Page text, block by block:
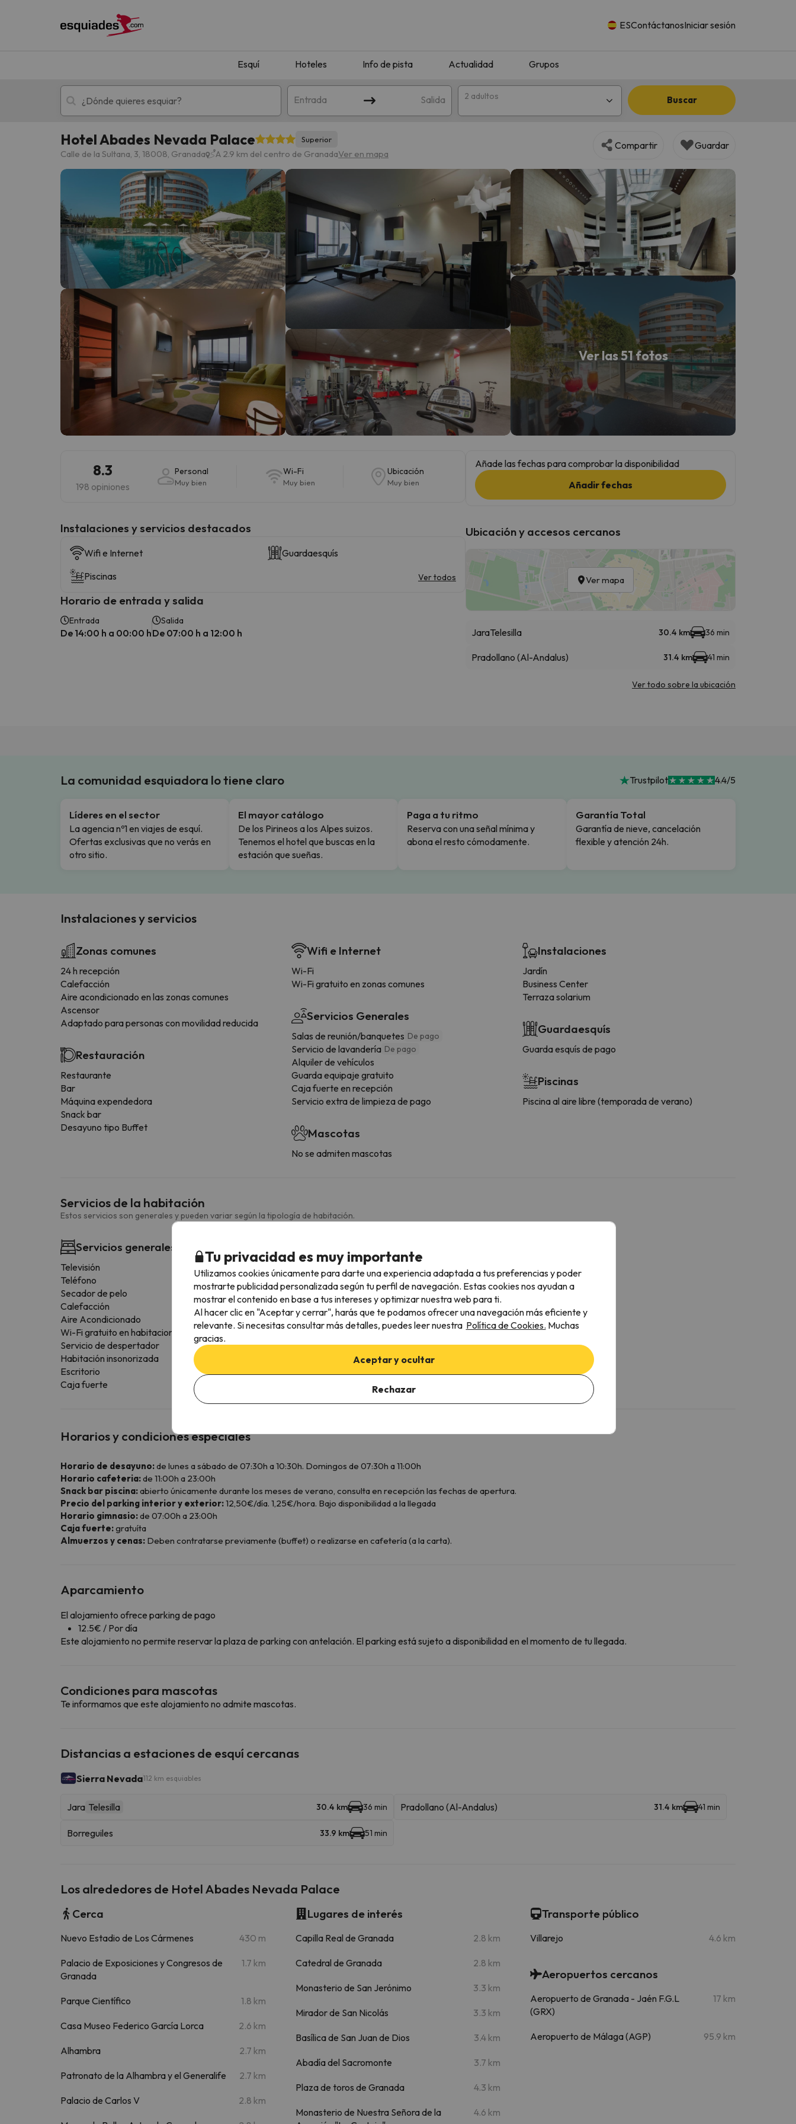
ESContáctanosIniciar sesión
Esquí Hoteles Info de pista Actualidad Grupos
Entrada Salida 2 adultos Buscar
Esquí Escapadas
¡Vaya! No hemos encontrado ningún resultado que coincida con tu búsqueda. Prueba a modificar el destino.
¡Vaya! Parece que nuestro buscador ha perdido el norte. En cuanto encuentre su brújula vuelve.
Hotel Abades Nevada Palace Superior
Calle de la Sultana, 3, 18008, Granada A 2.9 km del centro de GranadaVer en mapa
Compartir Guardar
Ver las 51 fotos
8.3
198 opiniones
Personal
Muy bien
Wi-Fi
Muy bien
Ubicación
Muy bien
Instalaciones y servicios destacados
Wifi e Internet
Guardaesquís
Piscinas
Ver todos
Horario de entrada y salida
Entrada
De 14:00 h a 00:00 h
Salida
De 07:00 h a 12:00 h
Añade las fechas para comprobar la disponibilidad
Añadir fechas
Ubicación y accesos cercanos
Ver mapa
JaraTelesilla 30.4 km 36 min
Pradollano (Al-Andalus) 31.4 km 41 min
Ver todo sobre la ubicación
La comunidad esquiadora lo tiene claro Trustpilot 4.4/5
Líderes en el sector
La agencia nº1 en viajes de esquí.
Ofertas exclusivas que no verás en
otro sitio.
El mayor catálogo
De los Pirineos a los Alpes suizos.
Tenemos el hotel que buscas en la
estación que sueñas.
Paga a tu ritmo
Reserva con una señal mínima y
abona el resto cómodamente.
Garantía Total
Garantía de nieve, cancelación
flexible y atención 24h.
Instalaciones y servicios
Zonas comunes
24 h recepción
Calefacción
Aire acondicionado en las zonas comunes
Ascensor
Adaptado para personas con movilidad reducida
Restauración
Restaurante
Bar
Máquina expendedora
Snack bar
Desayuno tipo Buffet
Wifi e Internet
Wi-Fi
Wi-Fi gratuito en zonas comunes
Servicios Generales
Salas de reunión/banquetes De pago
Servicio de lavandería De pago
Alquiler de vehículos
Guarda equipaje gratuito
Caja fuerte en recepción
Servicio extra de limpieza de pago
Mascotas
No se admiten mascotas
Instalaciones
Jardín
Business Center
Terraza solarium
Guardaesquís
Guarda esquís de pago
Piscinas
Piscina al aire libre (temporada de verano)
Servicios de la habitación
Estos servicios son generales y pueden variar según la tipología de habitación.
Servicios generales habitación
Televisión
Teléfono
Secador de pelo
Calefacción
Aire Acondicionado
Wi-Fi gratuito en habitaciones
Servicio de despertador
Habitación insonorizada
Escritorio
Caja fuerte
Amenities
Ducha o bañera
Más servicios
Dispone de sábanas
Mini-nevera de pago
Horarios y condiciones especiales
Horario de desayuno:de lunes a sábado de 07:30h a 10:30h. Domingos de 07:30h a 11:00h
Horario cafeteria:de 11:00h a 23:00h
Snack bar piscina:abierto únicamente durante los meses de verano, consulta en recepción las fechas de apertura.
Precio del parking interior y exterior:12,50€/día. 1,25€/hora. Bajo disponibilidad a la llegada
Horario gimnasio:de 07:00h a 23:00h
Caja fuerte:gratuíta
Almuerzos y cenas: Deben contratarse previamente (buffet) o realizarse en cafetería (a la carta).
Aparcamiento
El alojamiento ofrece parking de pago
12.5€ / Por día
Este alojamiento no permite reservar la plaza de parking con antelación. El parking está sujeto a disponibilidad en el momento de tu llegada.
Condiciones para mascotas
Te informamos que este alojamiento no admite mascotas.
Distancias a estaciones de esquí cercanas
Sierra Nevada112 km esquiables
Jara Telesilla 30.4 km 36 min Pradollano (Al-Andalus) 31.4 km 41 min
Borreguiles 33.9 km 51 min
Los alrededores de Hotel Abades Nevada Palace
Cerca
Nuevo Estadio de Los Cármenes 430 m
Palacio de Exposiciones y Congresos de
Granada
1.7 km
Parque Científico 1.8 km
Casa Museo Federico García Lorca 2.6 km
Alhambra 2.7 km
Patronato de la Alhambra y el Generalife 2.7 km
Palacio de Carlos V 2.8 km
Lugares de interés
Capilla Real de Granada 2.8 km
Catedral de Granada 2.8 km
Monasterio de San Jerónimo 3.3 km
Mirador de San Nicolás 3.3 km
Basílica de San Juan de Dios 3.4 km
Abadía del Sacromonte 3.7 km
Plaza de toros de Granada 4.3 km
Monasterio de Nuestra Señora de la
4.6 km
Transporte público
Villarejo 4.6 km
Aeropuertos cercanos
Aeropuerto de Granada - Jaén F.G.L
(GRX)
17 km
Aeropuerto de Málaga (AGP) 95.9 km
Tu privacidad es muy importante
Utilizamos cookies únicamente para darte una experiencia adaptada a tus preferencias y poder
mostrarte publicidad personalizada según tu perfil de navegación. Estas cookies nos ayudan a
mostrar el contenido en base a tus intereses y optimizar nuestra web para ti.
Al hacer clic en "Aceptar y cerrar", harás que te podamos ofrecer una navegación más eficiente y
relevante. Si necesitas consultar más detalles, puedes leer nuestra Política de Cookies. Muchas
gracias.
Aceptar y ocultar
Rechazar